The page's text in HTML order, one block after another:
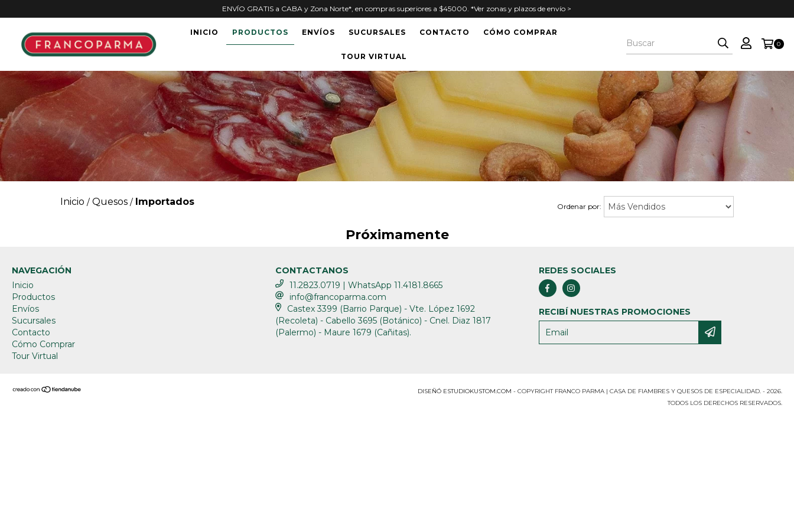
ENVÍO GRATIS a CABA y Zona Norte*, en compras superiores a $45000. *Ver zonas y plazos de envío >
INICIO PRODUCTOS ENVÍOS SUCURSALES CONTACTO CÓMO COMPRAR
TOUR VIRTUAL
0
Inicio / Quesos / Importados Ordenar por:
Próximamente
NAVEGACIÓN
Inicio
Productos
Envíos
Sucursales
Contacto
Cómo Comprar
Tour Virtual
CONTACTANOS
11.2823.0719 | WhatsApp 11.4181.8665
info@francoparma.com
Castex 3399 (Barrio Parque) - Vte. López 1692
(Recoleta) - Cabello 3695 (Botánico) - Cnel. Diaz 1817
(Palermo) - Maure 1679 (Cañitas).
REDES SOCIALES
RECIBÍ NUESTRAS PROMOCIONES
COPYRIGHT FRANCO PARMA | CASA DE FIAMBRES Y QUESOS DE ESPECIALIDAD. - 2026.
TODOS LOS DERECHOS RESERVADOS.